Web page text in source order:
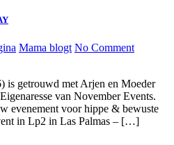
Mama blogt No Comment
is getrouwd met Arjen en Moeder
van November Events.
evenement voor hippe & bewuste
in Lp2 in Las Palmas – […]